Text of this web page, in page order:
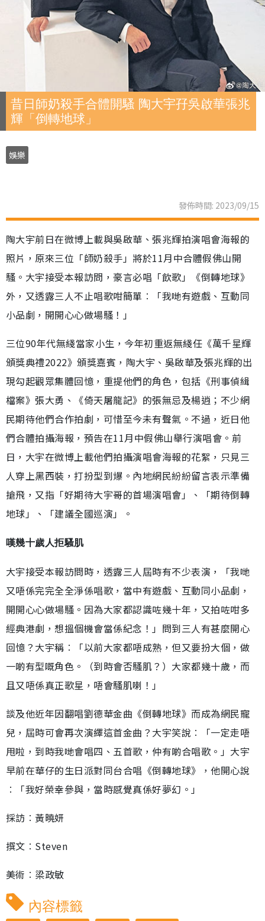
昔日師奶殺手合體開騷 陶大宇孖吳啟華張兆
輝「倒轉地球」
娛樂
發佈時間: 2023/09/15
陶大宇前日在微博上載與吳啟華、張兆輝拍演唱會海報的
照片，原來三位「師奶殺手」將於11月中合體假佛山開
騷。大宇接受本報訪問，豪言必唱「飲歌」《倒轉地球》
外，又透露三人不止唱歌咁簡單︰「我哋有遊戲、互動同
小品劇，開開心心做場騷！」
三位90年代無綫當家小生，今年初重返無綫任《萬千星輝
頒獎典禮2022》頒獎嘉賓，陶大宇、吳啟華及張兆輝的出
現勾起觀眾集體回憶，重提他們的角色，包括《刑事偵緝
檔案》張大勇、《倚天屠龍記》的張無忌及楊逍；不少網
民期待他們合作拍劇，可惜至今未有聲氣。不過，近日他
們合體拍攝海報，預告在11月中假佛山舉行演唱會。前
日，大宇在微博上載他們拍攝演唱會海報的花絮，只見三
人穿上黑西裝，打扮型到爆。內地網民紛紛留言表示準備
搶飛，又指「好期待大宇哥的首場演唱會」、「期待倒轉
地球」、「建議全國巡演」。
嘆幾十歲人拒騷肌
大宇接受本報訪問時，透露三人屆時有不少表演，「我哋
又唔係完完全全淨係唱歌，當中有遊戲、互動同小品劇，
開開心心做場騷。因為大家都認識咗幾十年，又拍咗咁多
經典港劇，想搵個機會當係紀念！」問到三人有甚麼開心
回憶？大宇稱︰「以前大家都唔成熟，但又要扮大個，做
一啲有型嘅角色。（到時會否騷肌？）大家都幾十歲，而
且又唔係真正歌星，唔會騷肌喇！」
談及他近年因翻唱劉德華金曲《倒轉地球》而成為網民寵
兒，屆時可會再次演繹這首金曲？大宇笑說︰「一定走唔
甩啦，到時我哋會唱四、五首歌，仲有啲合唱歌。」大宇
早前在華仔的生日派對同台合唱《倒轉地球》，他開心說
︰「我好榮幸參與，當時感覺真係好夢幻。」
採訪︰黃曉妍
撰文︰Steven
美術︰梁政敏
內容標籤